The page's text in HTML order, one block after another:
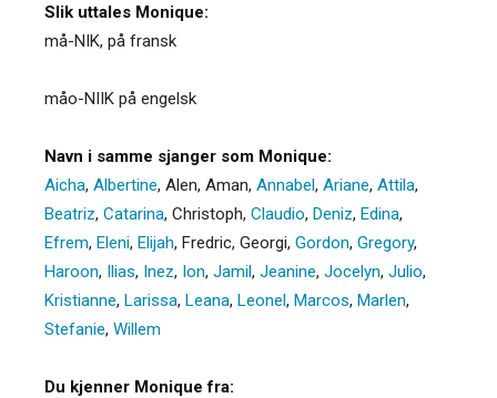
Slik uttales Monique:
må-NIK, på fransk
måo-NIIK på engelsk
Navn i samme sjanger som Monique:
Aicha, Albertine, Alen, Aman, Annabel, Ariane, Attila,
Beatriz, Catarina, Christoph, Claudio, Deniz, Edina,
Efrem, Eleni, Elijah, Fredric, Georgi, Gordon, Gregory,
Haroon, Ilias, Inez, Ion, Jamil, Jeanine, Jocelyn, Julio,
Kristianne, Larissa, Leana, Leonel, Marcos, Marlen,
Stefanie, Willem
Du kjenner Monique fra: